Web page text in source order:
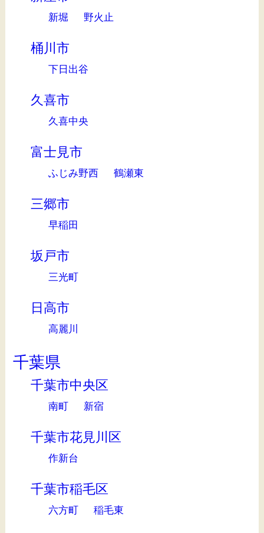
新堀 野火止
桶川市
下日出谷
久喜市
久喜中央
富士見市
ふじみ野西 鶴瀬東
三郷市
早稲田
坂戸市
三光町
日高市
高麗川
千葉県
千葉市中央区
南町 新宿
千葉市花見川区
作新台
千葉市稲毛区
六方町 稲毛東